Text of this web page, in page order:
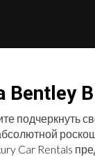
Bentley
подчеркнуть
Car Rentals